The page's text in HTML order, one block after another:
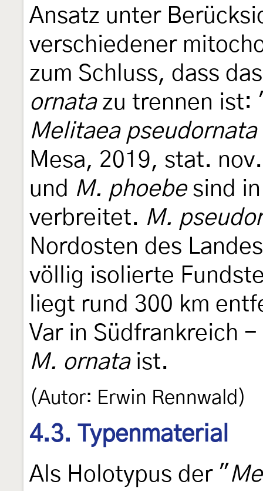
Ansatz unter
verschiedener
zum Schluss, dass
ornatazu trennen ist:
Melitaea pseudornata
Mesa, 2019, stat.
und M. phoebesind in
verbreitet. M.
Nordosten des
völlig isolierte
liegt rund 300 km
Var in Südfrankreich
M. ornataist.
(Autor: Erwin Rennwald)
4.3. Typenmaterial
Als Holotypus der "